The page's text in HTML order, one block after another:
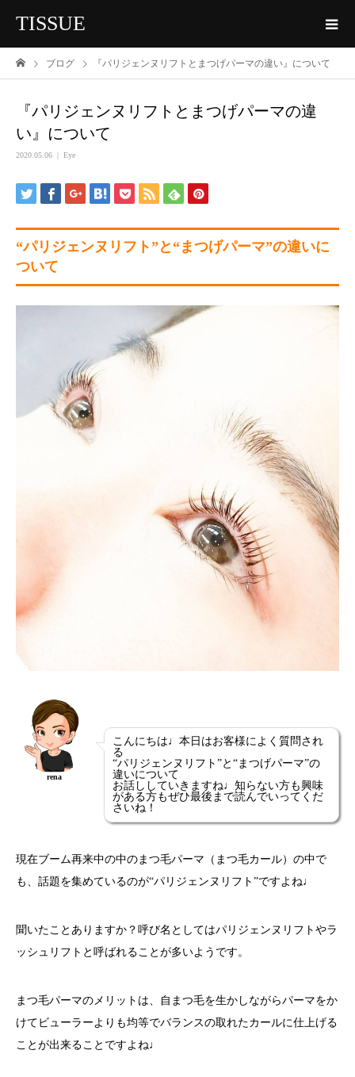
TISSUE
ブログ 『パリジェンヌリフトとまつげパーマの違い』について
『パリジェンヌリフトとまつげパーマの違
い』について
2020.05.06 Eye
“パリジェンヌリフト”と“まつげパーマ”の違いに
ついて
rena
こんにちは♩本日はお客様によく質問され
る
“パリジェンヌリフト”と“まつげパーマ”の
違いについて
お話ししていきますね♩知らない方も興味
がある方もぜひ最後まで読んでいってくだ
さいね！
現在ブーム再来中の中のまつ毛パーマ（まつ毛カール）の中で
も、話題を集めているのが“パリジェンヌリフト”ですよね♩
聞いたことありますか？呼び名としてはパリジェンヌリフトやラ
ッシュリフトと呼ばれることが多いようです。
まつ毛パーマのメリットは、自まつ毛を生かしながらパーマをか
けてビューラーよりも均等でバランスの取れたカールに仕上げる
ことが出来ることですよね♩